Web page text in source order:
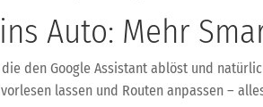
Auto: Mehr
den Google Assistant ablöst und
lassen und Routen anpassen –